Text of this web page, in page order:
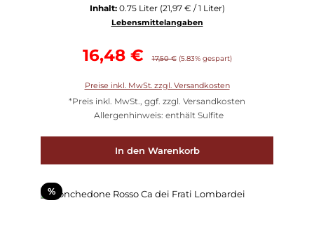
Inhalt: 0.75 Liter (21,97 € / 1 Liter)
Lebensmittelangaben
16,48 € Regulärer Preis:
17,50 € (5.83% gespart)
Preise inkl. MwSt. zzgl. Versandkosten
*Preis inkl. MwSt., ggf. zzgl. Versandkosten
Allergenhinweis: enthält Sulfite
In den Warenkorb
%Rabatt